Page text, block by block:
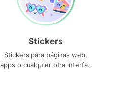
Stickers
Stickers para páginas web,
apps o cualquier otra interfaz